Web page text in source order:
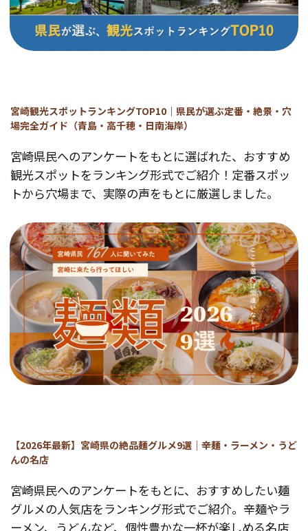
宮崎観光スポットランキングTOP10｜県民が選ぶ定番・絶景・穴
場完全ガイド（青島・高千穂・日南海岸）
宮崎県民へのアンケートをもとに選ばれた、おすすめ
観光スポットをランキング形式でご紹介！定番スポッ
トから穴場まで、実際の声をもとに厳選しました。
【2026年最新】宮崎県の絶品麺グルメ9選｜辛麺・ラーメン・うど
んの名店
宮崎県民へのアンケートをもとに、おすすめしたい麺
グルメの人気店をランキング形式でご紹介。辛麺やラ
ーメン、うどんなど、個性豊かな一杯が楽しめる名店